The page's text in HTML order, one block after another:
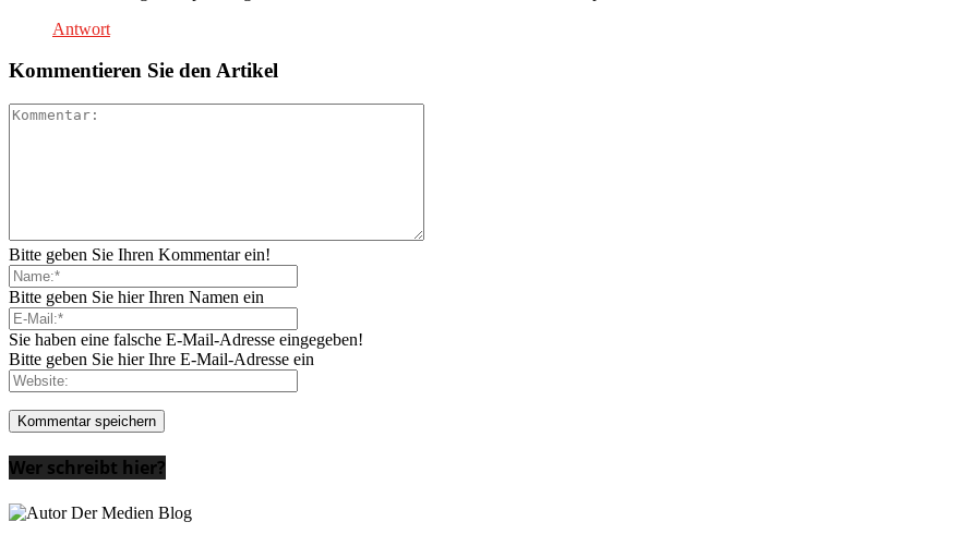
Antwort
Kommentieren Sie den Artikel
Bitte geben Sie Ihren Kommentar ein!
Bitte geben Sie hier Ihren Namen ein
Sie haben eine falsche E-Mail-Adresse eingegeben!
Bitte geben Sie hier Ihre E-Mail-Adresse ein
Wer schreibt hier?